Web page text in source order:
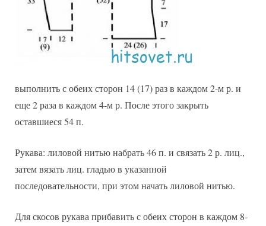
выполнить с обеих сторон 14 (17) раз в каждом 2-м р. и
еще 2 раза в каждом 4-м р. После этого закрыть
оставшиеся 54 п.
Рукава: лиловой нитью набрать 46 п. и связать 2 р. лиц.,
затем вязать лиц. гладью в указанной
последовательности, при этом начать лиловой нитью.
Для скосов рукава прибавить с обеих сторон в каждом 8-